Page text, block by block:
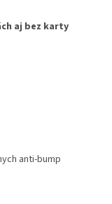
aj bez karty
anti-bump